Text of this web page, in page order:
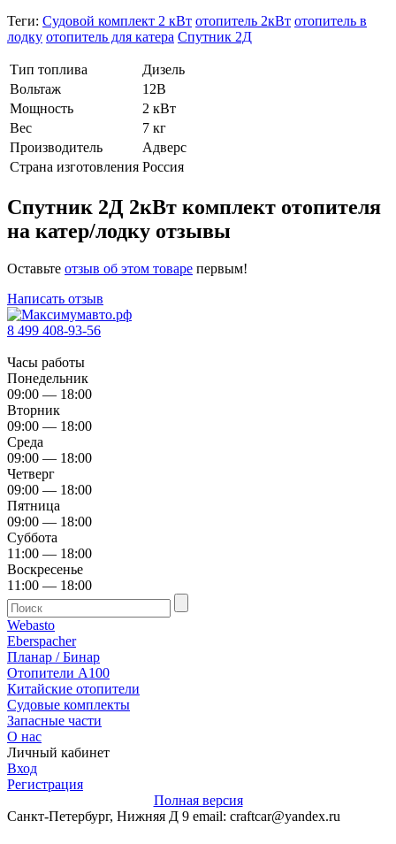
Теги: Судовой комплект 2 кВт отопитель 2кВт отопитель в
лодку отопитель для катера Спутник 2Д
Тип топлива
Дизель
Вольтаж
12В
Мощность
2 кВт
Вес
7 кг
Производитель
Адверс
Страна изготовления Россия
Спутник 2Д 2кВт комплект отопителя
на катер/лодку отзывы
Оставьте отзыв об этом товаре первым!
Написать отзыв
8 499 408-93-56
Часы работы
Понедельник
09:00 — 18:00
Вторник
09:00 — 18:00
Среда
09:00 — 18:00
Четверг
09:00 — 18:00
Пятница
09:00 — 18:00
Суббота
11:00 — 18:00
Воскресенье
11:00 — 18:00
Webasto
Eberspacher
Планар / Бинар
Отопители А100
Китайские отопители
Судовые комплекты
Запасные части
О нас
Личный кабинет
Вход
Регистрация
Полная версия
Санкт-Петербург, Нижняя Д 9 email: craftcar@yandex.ru